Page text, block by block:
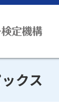
クス